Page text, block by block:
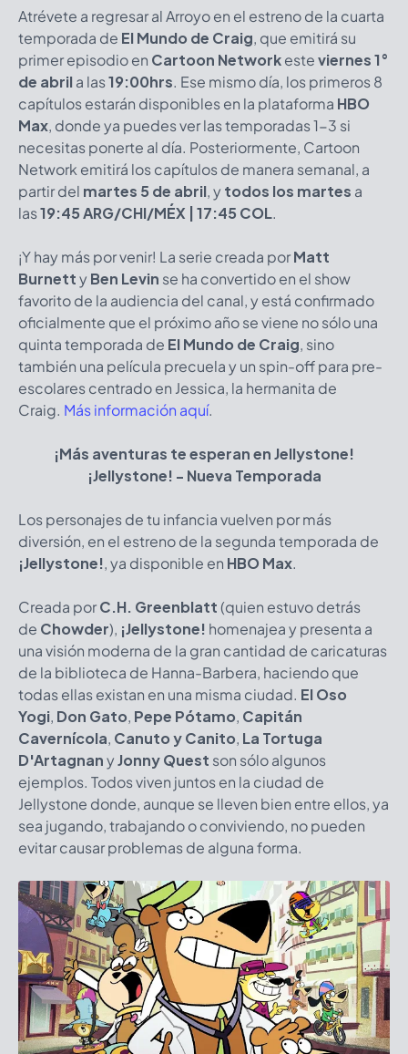
Atrévete a regresar al Arroyo en el estreno de la cuarta
temporada de El Mundo de Craig, que emitirá su
primer episodio en Cartoon Networkesteviernes 1°
de abrila las19:00hrs. Ese mismo día, los primeros 8
capítulos estarán disponibles en la plataforma HBO
Max, donde ya puedes ver las temporadas 1-3 si
necesitas ponerte al día. Posteriormente, Cartoon
Network emitirá los capítulos de manera semanal, a
partir del martes 5 de abril, ytodos los martes a
las19:45 ARG/CHI/MÉX | 17:45 COL.
¡Y hay más por venir! La serie creada porMatt
BurnettyBen Levin se ha convertido en el show
favorito de la audiencia del canal, y está confirmado
oficialmente que el próximo año se viene no sólo una
quinta temporada de El Mundo de Craig, sino
también una película precuela y un spin-off para pre-
escolares centrado en Jessica, la hermanita de
Craig. Más información aquí.
¡Más aventuras te esperan en Jellystone!
¡Jellystone! - Nueva Temporada
Los personajes de tu infancia vuelven por más
diversión, en el estreno de la segunda temporada de
¡Jellystone!, ya disponible en HBO Max.
Creada porC.H. Greenblatt(quien estuvo detrás
de Chowder), ¡Jellystone! homenajea y presenta a
una visión moderna de la gran cantidad de caricaturas
de la biblioteca de Hanna-Barbera, haciendo que
todas ellas existan en una misma ciudad. El Oso
Yogi, Don Gato, Pepe Pótamo, Capitán
Cavernícola, Canuto y Canito, La Tortuga
D'ArtagnanyJonny Quest son sólo algunos
ejemplos. Todos viven juntos en la ciudad de
Jellystone donde, aunque se lleven bien entre ellos, ya
sea jugando, trabajando o conviviendo, no pueden
evitar causar problemas de alguna forma.